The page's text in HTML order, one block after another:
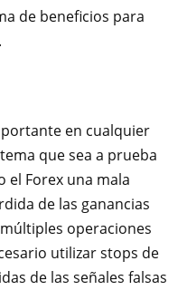
de beneficios para
en cualquier
que sea a prueba
el Forex una mala
de las ganancias
operaciones
utilizar stops de
de las señales falsas